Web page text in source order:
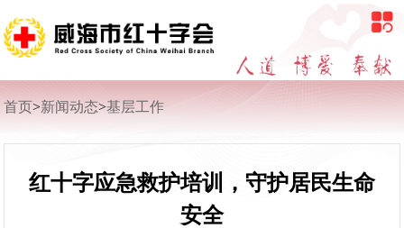
首页>新闻动态>基层工作
红十字应急救护培训，守护居民生命
安全